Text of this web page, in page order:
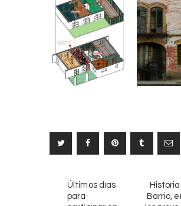
Navegación
de
NOTICIAS
ANTERIORES
Últimos días
para
Barrio,